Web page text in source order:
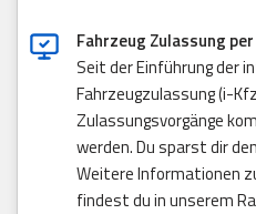
Fahrzeug Zulassung
Seit der Einführung der
Fahrzeugzulassung (i-
Zulassungsvorgänge
werden. Du sparst dir
Weitere Informationen
findest du in unserem